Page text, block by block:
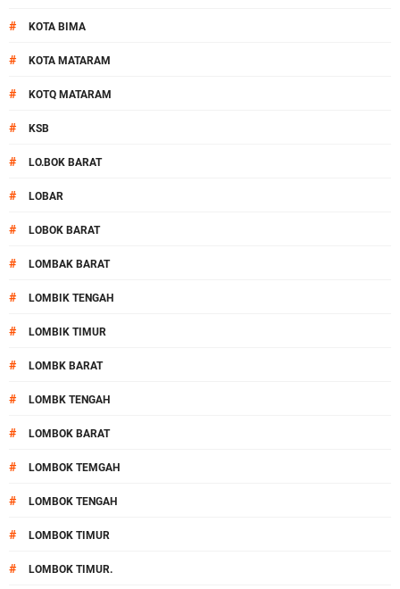
# KOTA BIMA
# KOTA MATARAM
# KOTQ MATARAM
# KSB
# LO.BOK BARAT
# LOBAR
# LOBOK BARAT
# LOMBAK BARAT
# LOMBIK TENGAH
# LOMBIK TIMUR
# LOMBK BARAT
# LOMBK TENGAH
# LOMBOK BARAT
# LOMBOK TEMGAH
# LOMBOK TENGAH
# LOMBOK TIMUR
# LOMBOK TIMUR.